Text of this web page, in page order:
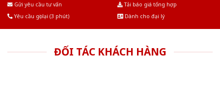
Gửi yêu cầu tư vấn
Tải báo giá tổng hợp
Yêu cầu gọi lại (3 phút)
Dành cho đại lý
ĐỐI TÁC KHÁCH HÀNG